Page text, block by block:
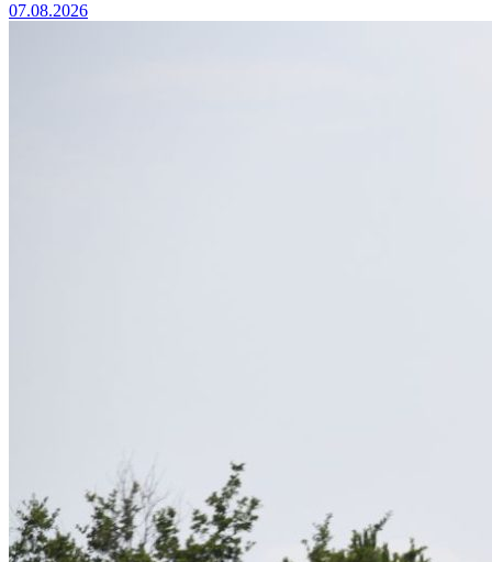
07.08.2026